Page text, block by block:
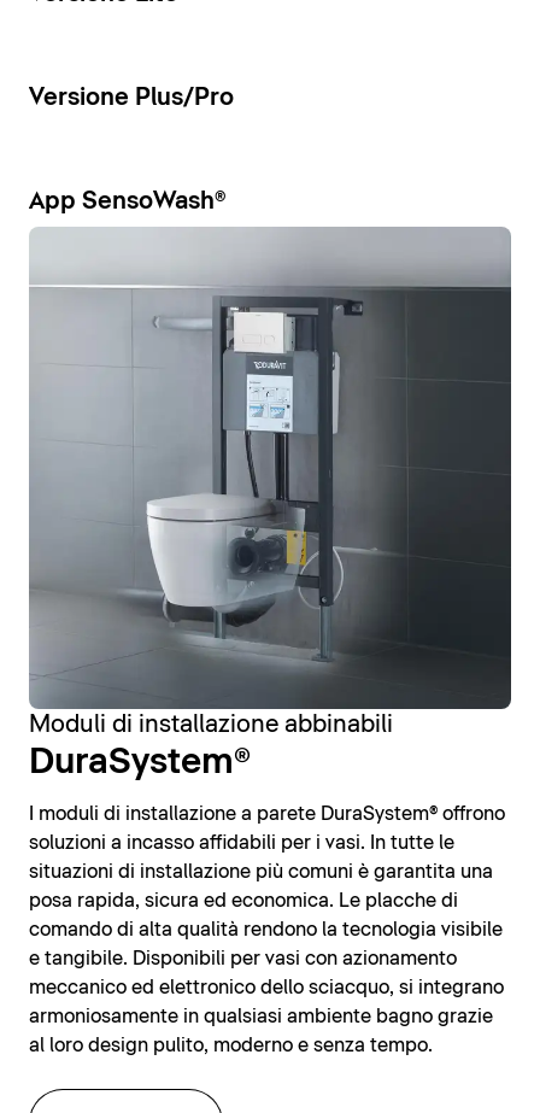
Versione Plus/Pro
App SensoWash®
Moduli di installazione abbinabili
DuraSystem®
I moduli di installazione a parete DuraSystem® offrono
soluzioni a incasso affidabili per i vasi. In tutte le
situazioni di installazione più comuni è garantita una
posa rapida, sicura ed economica. Le placche di
comando di alta qualità rendono la tecnologia visibile
e tangibile. Disponibili per vasi con azionamento
meccanico ed elettronico dello sciacquo, si integrano
armoniosamente in qualsiasi ambiente bagno grazie
al loro design pulito, moderno e senza tempo.